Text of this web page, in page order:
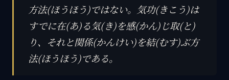
方法(ほうほう)ではない。気功(きこう)は
すでに在(あ)る気(き)を感(かん)じ取(と)
り、それと関係(かんけい)を結(むす)ぶ方
法(ほうほう)である。